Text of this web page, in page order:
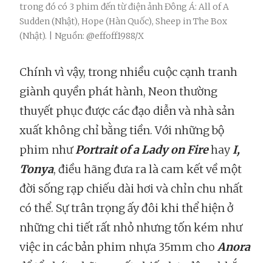
trong đó có 3 phim đến từ điện ảnh Đông Á: All of A
Sudden (Nhật), Hope (Hàn Quốc), Sheep in The Box
(Nhật). | Nguồn: @effoff1988/X
Chính vì vậy, trong nhiều cuộc cạnh tranh
giành quyền phát hành, Neon thường
thuyết phục được các đạo diễn và nhà sản
xuất không chỉ bằng tiền. Với những bộ
phim nhưPortrait of a Lady on FirehayI,
Tonya, điều hãng đưa ra là cam kết về một
đời sống rạp chiếu dài hơi và chỉn chu nhất
có thể. Sự trân trọng ấy đôi khi thể hiện ở
những chi tiết rất nhỏ nhưng tốn kém như
việc in các bản phim nhựa 35mm cho Anora